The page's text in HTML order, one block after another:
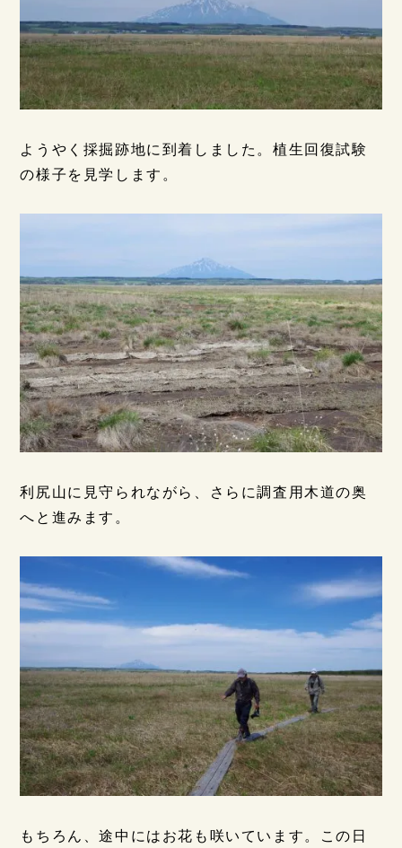
ようやく採掘跡地に到着しました。植生回復試験
の様子を見学します。
利尻山に見守られながら、さらに調査用木道の奥
へと進みます。
もちろん、途中にはお花も咲いています。この日